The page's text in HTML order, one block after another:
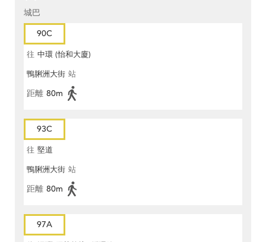
城巴
90C
往 中環 (怡和大廈)
鴨脷洲大街 站
距離 80m
93C
往 堅道
鴨脷洲大街 站
距離 80m
97A